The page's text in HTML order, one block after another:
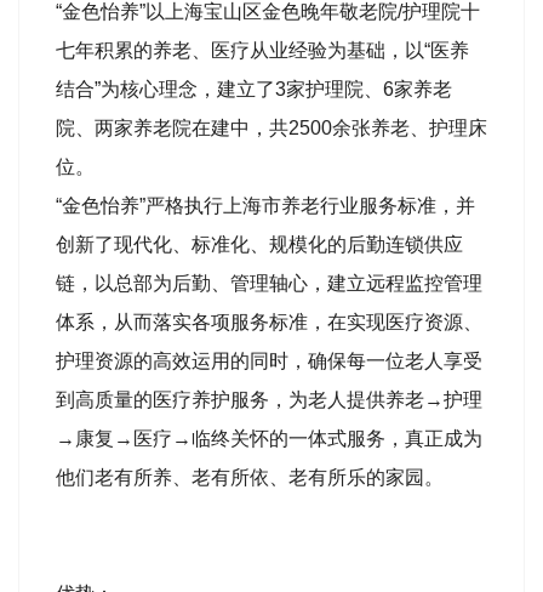
“金色怡养”以上海宝山区金色晚年敬老院/护理院十
七年积累的养老、医疗从业经验为基础，以“医养
结合”为核心理念，建立了3家护理院、6家养老
院、两家养老院在建中，共2500余张养老、护理床
位。
“金色怡养”严格执行上海市养老行业服务标准，并
创新了现代化、标准化、规模化的后勤连锁供应
链，以总部为后勤、管理轴心，建立远程监控管理
体系，从而落实各项服务标准，在实现医疗资源、
护理资源的高效运用的同时，确保每一位老人享受
到高质量的医疗养护服务，为老人提供养老→护理
→康复→医疗→临终关怀的一体式服务，真正成为
他们老有所养、老有所依、老有所乐的家园。